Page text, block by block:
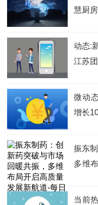
慧厨
动态:
江苏
微动
增长
振东
多维
当前